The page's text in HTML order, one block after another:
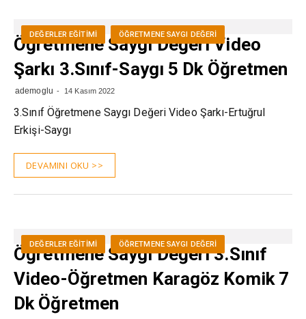
DEĞERLER EĞITIMI ÖĞRETMENE SAYGI DEĞERI
Öğretmene Saygı Değeri Video
Şarkı 3.Sınıf-Saygı 5 Dk Öğretmen
ademoglu 14 Kasım 2022
3.Sınıf Öğretmene Saygı Değeri Video Şarkı-Ertuğrul
Erkişi-Saygı
DEVAMINI OKU >>
DEĞERLER EĞITIMI ÖĞRETMENE SAYGI DEĞERI
Öğretmene Saygı Değeri 3.Sınıf
Video-Öğretmen Karagöz Komik 7
Dk Öğretmen